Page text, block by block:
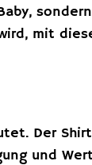
mit
Der
und